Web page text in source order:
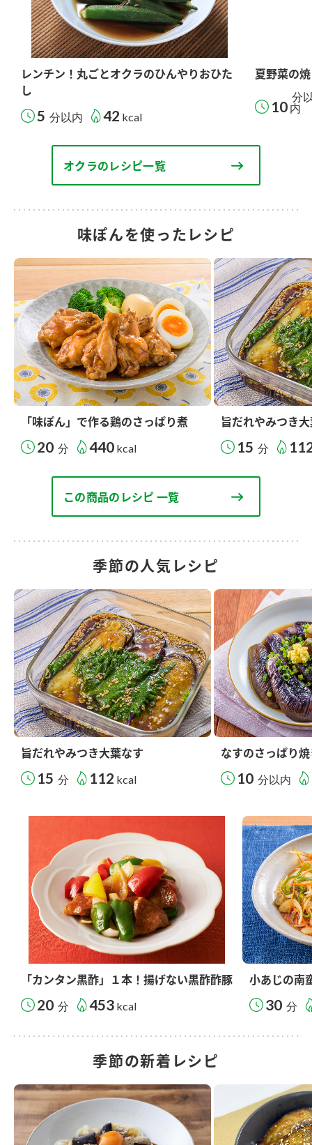
レンチン！丸ごとオクラのひんやりおひた
し
5 分以内 42 kcal
夏野菜の
10
分
内
オクラのレシピ一覧
味ぽんを使ったレシピ
「味ぽん」で作る鶏のさっぱり煮
20 分 440 kcal
旨だれやみつき
15 分
この商品のレシピ 一覧
季節の人気レシピ
旨だれやみつき大葉なす
15 分 112 kcal
なすのさっぱり
10 分以内
「カンタン黒酢」１本！揚げない黒酢酢豚
20 分 453 kcal
小あじの南
30 分
季節の新着レシピ